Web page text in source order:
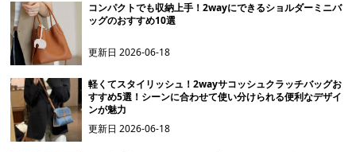
コンパクトでも収納上手！2wayにできるショルダーミニバ
ッグのおすすめ10選
更新日2026-06-18
軽くてスタイリッシュ！2wayサコッシュクラッチバッグお
すすめ5選！シーンに合わせて使い分けられる便利なデザイ
ンが魅力
更新日2026-06-18